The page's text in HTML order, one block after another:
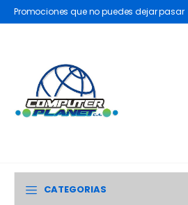
Promociones que no puedes dejar pasar
CATEGORIAS